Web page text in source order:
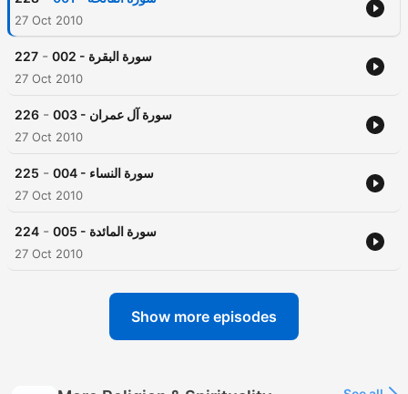
27 Oct 2010
227 - 002 - سورة البقرة
27 Oct 2010
226 - 003 - سورة آل عمران
27 Oct 2010
225 - 004 - سورة النساء
27 Oct 2010
224 - 005 - سورة المائدة
27 Oct 2010
Show more episodes